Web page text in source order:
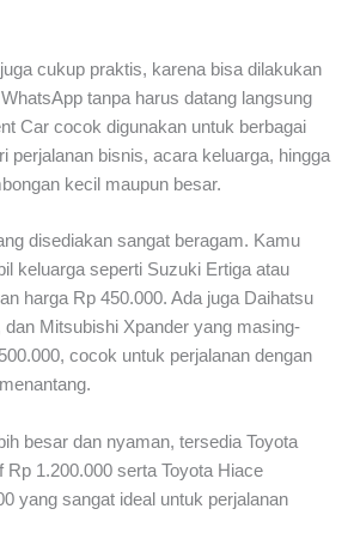
cukup praktis, karena bisa dilakukan
tanpa harus datang langsung
Car cocok digunakan untuk berbagai
perjalanan bisnis, acara keluarga, hingga
kecil maupun besar.
disediakan sangat beragam. Kamu
keluarga seperti Suzuki Ertiga atau
harga Rp 450.000. Ada juga Daihatsu
dan Mitsubishi Xpander yang masing-
cocok untuk perjalanan dengan
besar dan nyaman, tersedia Toyota
Rp 1.200.000 serta Toyota Hiace
yang sangat ideal untuk perjalanan